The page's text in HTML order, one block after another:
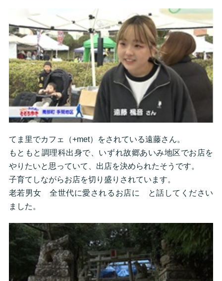
てま里でカフェ（+met）をされている遠藤さん。
もともと調理科出身で、いずれ故郷あいみ地区でお店を
やりたいと思っていて、出店を決められたそうです。
子育てしながらお店を切り盛りされています。
老若男女 全世代に愛されるお店に と話してください
ました。